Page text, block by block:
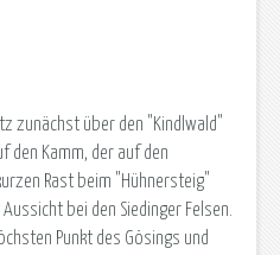
zunächst über den "Kindlwald"
den Kamm, der auf den
Rast beim "Hühnersteig"
bei den Siedinger Felsen.
Punkt des Gösings und